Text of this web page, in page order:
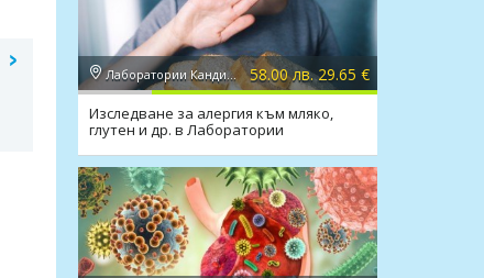
Лаборатории Кандиларов 58.00 лв. 29.65 €
Изследване за алергия към мляко,
глутен и др. в Лаборатории